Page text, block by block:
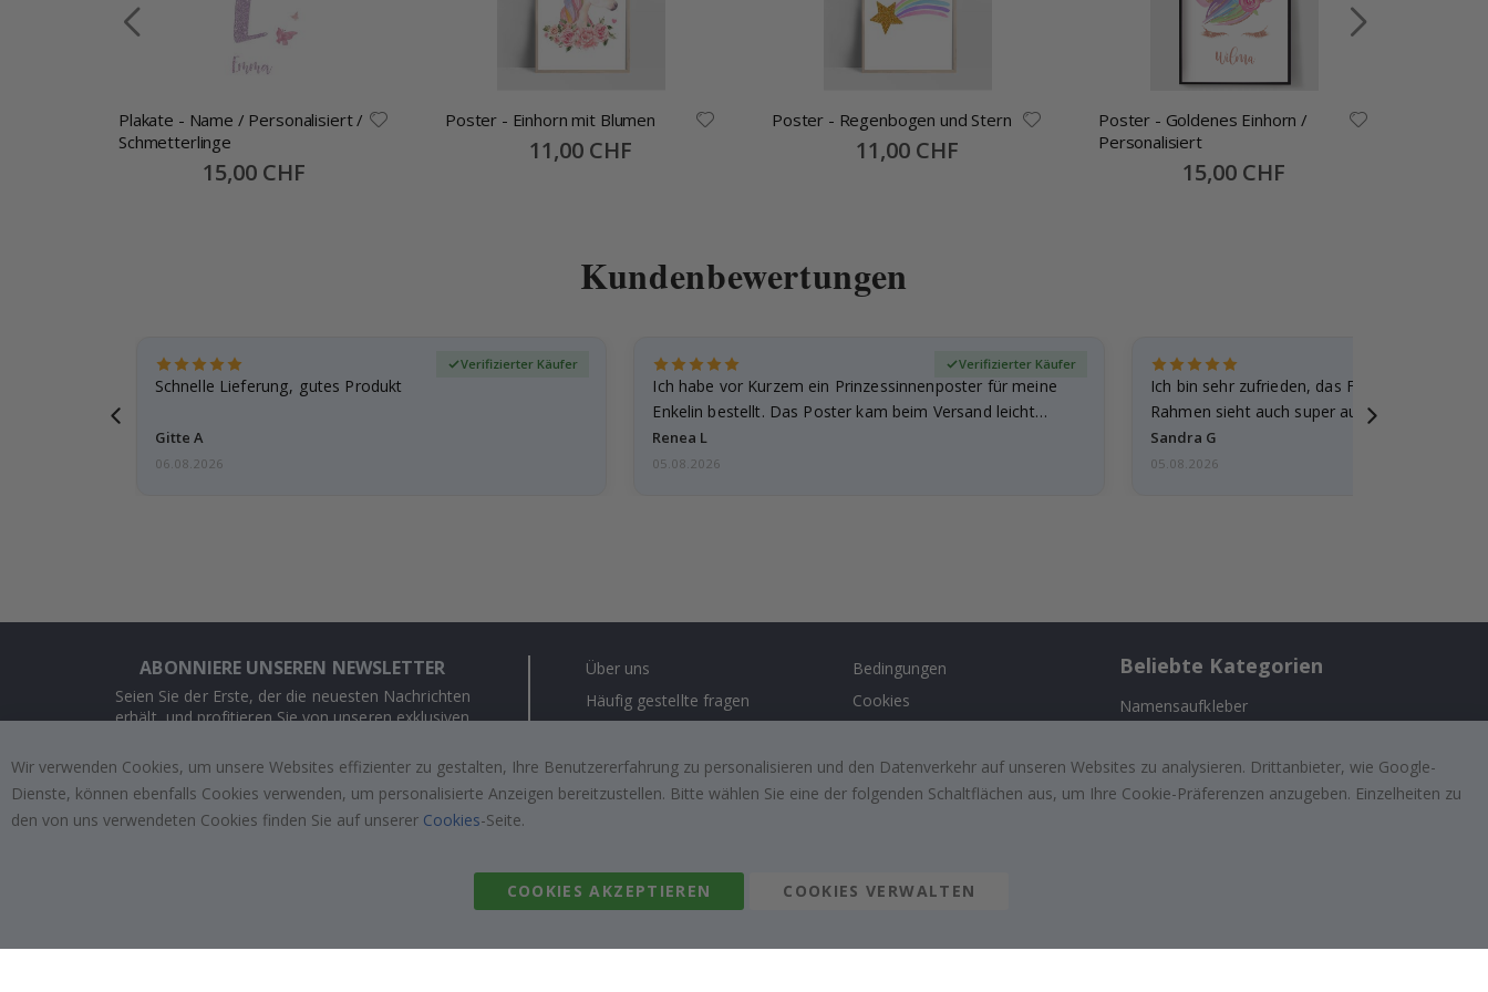
Plakate - Name / Personalisiert /
Schmetterlinge
Special
Price
15,00 CHF
Poster - Einhorn mit Blumen
Special
Price
11,00 CHF
Poster - Regenbogen und Stern
Special
Price
11,00 CHF
Poster - Goldenes Einhorn /
Personalisiert
Special
Price
15,00 CHF
Kundenbewertungen
Schnelle Lieferung, gutes Produkt
Gitte A
Verifizierter Käufer
06.08.2026
Ich habe vor Kurzem ein Prinzessinnenposter für meine
Enkelin bestellt. Das Poster kam beim Versand leicht
beschädigt…
Renea L
Verifizierter Käufer
05.08.2026
Ich bin sehr zufrieden, das Foto ist toll
Rahmen sieht auch super aus. Die Lieferung
außerdem…
Sandra G
05.08.2026
ABONNIERE UNSEREN NEWSLETTER
Seien Sie der Erste, der die neuesten Nachrichten
erhält, und profitieren Sie von unseren exklusiven
ABONNIEREN
Über uns
Häufig gestellte fragen
Kontakt
Arbeiten sie mit uns zusammen!
Bedingungen
Cookies
#yesnamly
Recht zu stornieren
Beliebte Kategorien
Namensaufkleber
Fliesenaufkleber
Poster
Wir verwenden Cookies, um unsere Websites effizienter zu gestalten, Ihre Benutzererfahrung zu personalisieren und den Datenverkehr auf unseren Websites zu analysieren. Drittanbieter, wie Google-
Dienste, können ebenfalls Cookies verwenden, um personalisierte Anzeigen bereitzustellen. Bitte wählen Sie eine der folgenden Schaltflächen aus, um Ihre Cookie-Präferenzen anzugeben. Einzelheiten zu
den von uns verwendeten Cookies finden Sie auf unserer Cookies-Seite.
COOKIES AKZEPTIEREN COOKIES VERWALTEN